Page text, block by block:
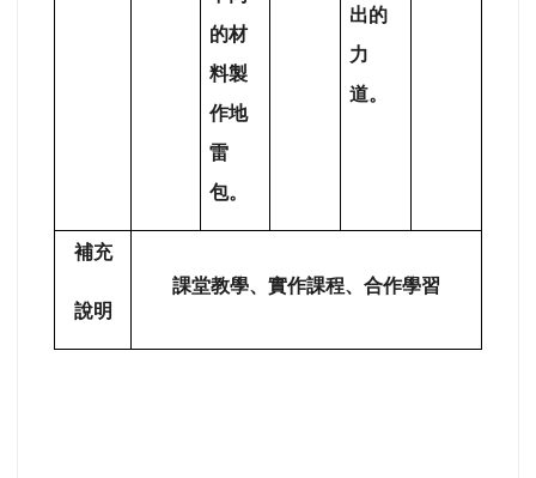
的材
料製
作地
雷
包。
出的
力
道。
補充
說明
課堂教學、實作課程、合作學習